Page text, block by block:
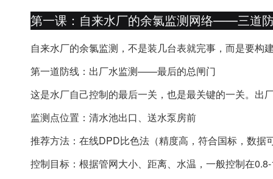
第一课：自来水厂的余氯监测网络——三道
自来水厂的余氯监测，不是装几台表就完事，而是要构
第一道防线：出厂水监测——最后的总闸门
这是水厂自己控制的最后一关，也是最关键的一关。出
监测点位置：清水池出口、送水泵房前
推荐方法：在线DPD比色法（精度高，符合国标，数据
控制目标：根据管网大小、距离、水温，一般控制在